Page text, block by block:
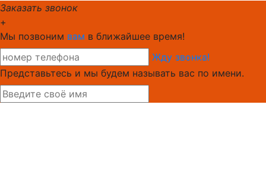
Заказать звонок
+
Мы позвоним вам в ближайшее время!
Жду звонка!
Представьтесь и мы будем называть вас по имени.